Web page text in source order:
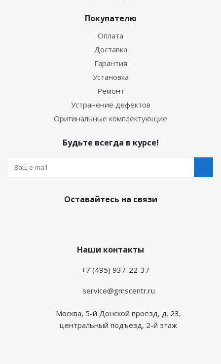
Покупателю
Оплата
Доставка
Гарантия
Установка
Ремонт
Устранение дефектов
Оригинальные комплектующие
Будьте всегда в курсе!
Оставайтесь на связи
Наши контакты
+7 (495) 937-22-37
service@gmscentr.ru
Москва, 5-й Донской проезд, д. 23,
центральный подъезд, 2-й этаж